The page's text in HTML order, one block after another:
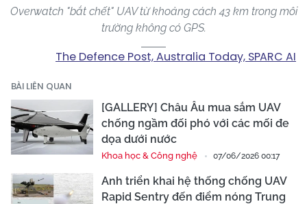
Overwatch "bắt chết" UAV từ khoảng cách 43 km trong môi
trường không có GPS.
The Defence Post, Australia Today, SPARC AI
BÀI LIÊN QUAN
[GALLERY] Châu Âu mua sắm UAV
chống ngầm đối phó với các mối đe
dọa dưới nước
Khoa học & Công nghệ 07/06/2026 00:17
Anh triển khai hệ thống chống UAV
Rapid Sentry đến điểm nóng Trung